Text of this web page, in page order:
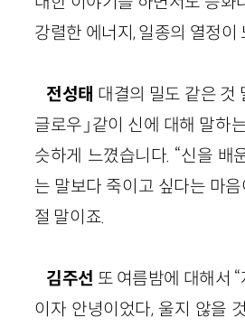
강렬한 에너지, 일종의 열정이
전성태 대결의 밀도 같은 것
글로우」같이 신에 대해 말하
슷하게 느꼈습니다. “신을 배
는 말보다 죽이고 싶다는 마
절 말이죠.
김주선 또 여름밤에 대해서
이자 안녕이었다, 울지 않을